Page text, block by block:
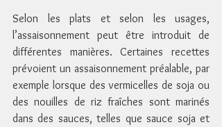
Selon les plats et selon les usages,
l’assaisonnement peut être introduit de
différentes manières. Certaines recettes
prévoient un assaisonnement préalable, par
exemple lorsque des vermicelles de soja ou
des nouilles de riz fraîches sont marinés
dans des sauces, telles que sauce soja et